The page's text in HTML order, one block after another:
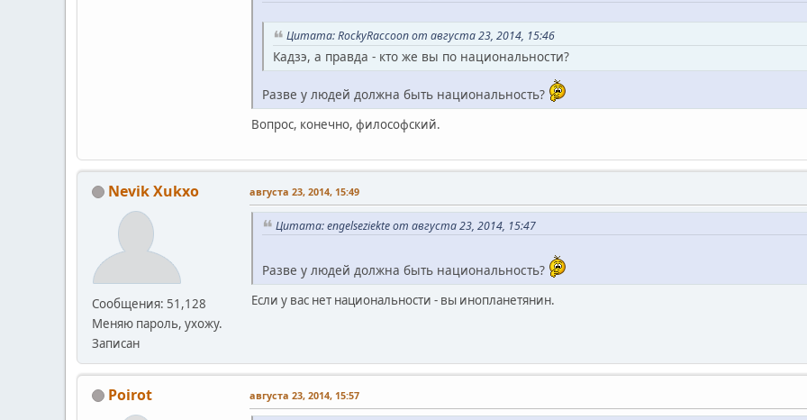
Цитата: RockyRaccoon от августа 23, 2014, 15:46
Кадзэ, а правда - кто же вы по национальности?
Разве у людей должна быть национальность?
Вопрос, конечно, философский.
Nevik Xukxo
Сообщения: 51,128
Меняю пароль, ухожу.
Записан
августа 23, 2014, 15:49
Цитата: engelseziekte от августа 23, 2014, 15:47
Разве у людей должна быть национальность?
Если у вас нет национальности - вы инопланетянин.
Poirot августа 23, 2014, 15:57